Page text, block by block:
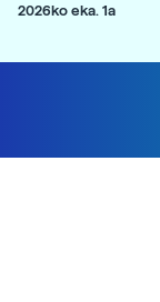
2026ko eka. 1a